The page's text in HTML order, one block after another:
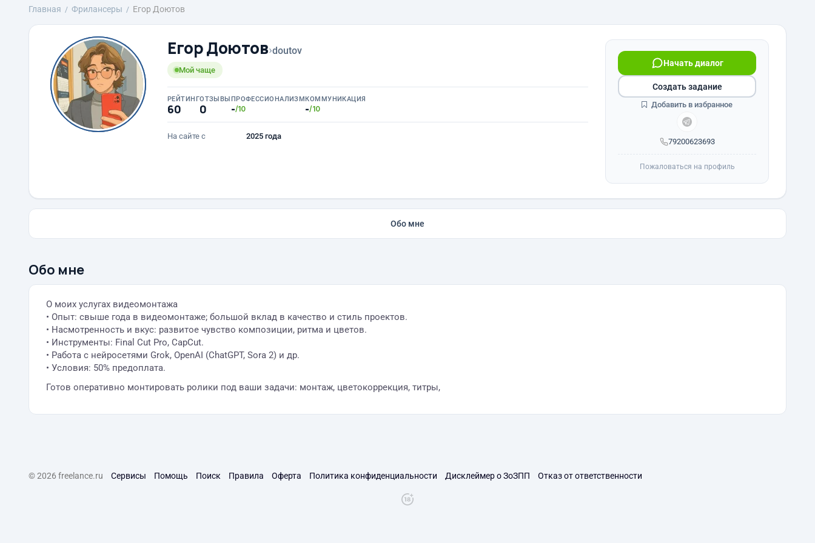
Главная Фрилансеры Егор Доютов
Егор Доютов›doutov
Мой чаще
РЕЙТИНГ
60
ОТЗЫВЫ
0
ПРОФЕССИОНАЛИЗМ
-/10
КОММУНИКАЦИЯ
-/10
На сайте с 2025 года
79200623693
Начать диалог
Создать задание
Добавить в избранное
Пожаловаться на профиль
Обо мне
Обо мне
О моих услугах видеомонтажа
• Опыт: свыше года в видеомонтаже; большой вклад в качество и стиль проектов.
• Насмотренность и вкус: развитое чувство композиции, ритма и цветов.
• Инструменты: Final Cut Pro, CapCut.
• Работа с нейросетями Grok, OpenAI (ChatGPT, Sora 2) и др.
• Условия: 50% предоплата.
Готов оперативно монтировать ролики под ваши задачи: монтаж, цветокоррекция, титры,
© 2026 freelance.ru Сервисы Помощь Поиск Правила Оферта Политика конфиденциальности Дисклеймер о ЗоЗПП Отказ от ответственности